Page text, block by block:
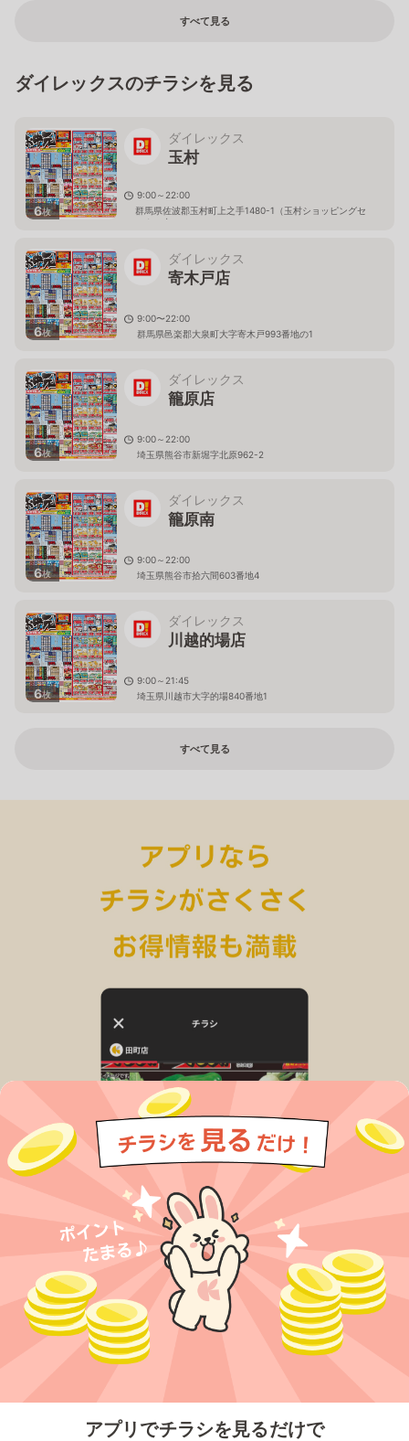
アプリでチラシを見るだけで
すべて見る
ダイレックスのチラシを見る
6枚
ダイレックス
玉村
9:00～22:00
群馬県佐波郡玉村町上之手1480-1（玉村ショッピングセ
ンター内）
6枚
ダイレックス
寄木戸店
9:00〜22:00
群馬県邑楽郡大泉町大字寄木戸993番地の1
6枚
ダイレックス
籠原店
9:00～22:00
埼玉県熊谷市新堀字北原962-2
6枚
ダイレックス
籠原南
9:00～22:00
埼玉県熊谷市拾六間603番地4
6枚
ダイレックス
川越的場店
9:00～21:45
埼玉県川越市大字的場840番地1
すべて見る